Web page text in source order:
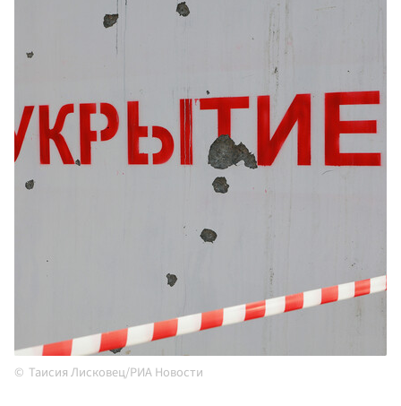
Таисия Лисковец/РИА Новости